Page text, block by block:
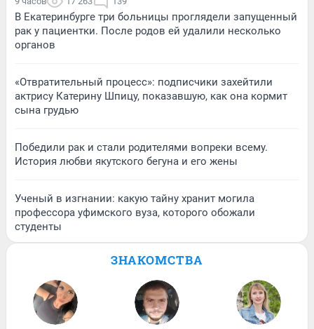
В Екатеринбурге три больницы проглядели запущенный
рак у пациентки. После родов ей удалили несколько
органов
«Отвратительный процесс»: подписчики захейтили
актрису Катерину Шпицу, показавшую, как она кормит
сына грудью
Победили рак и стали родителями вопреки всему.
История любви якутского бегуна и его жены
Ученый в изгнании: какую тайну хранит могила
профессора уфимского вуза, которого обожали
студенты
ЗНАКОМСТВА